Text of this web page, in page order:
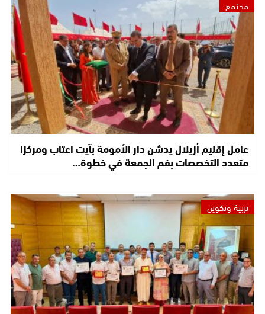
مجتمع
عامل إقليم أزيلال يدشن دار الأمومة بآيت اعتاب ومركزا
متعدد التخصصات بفم الجمعة في خطوة…
تربية وتكوين